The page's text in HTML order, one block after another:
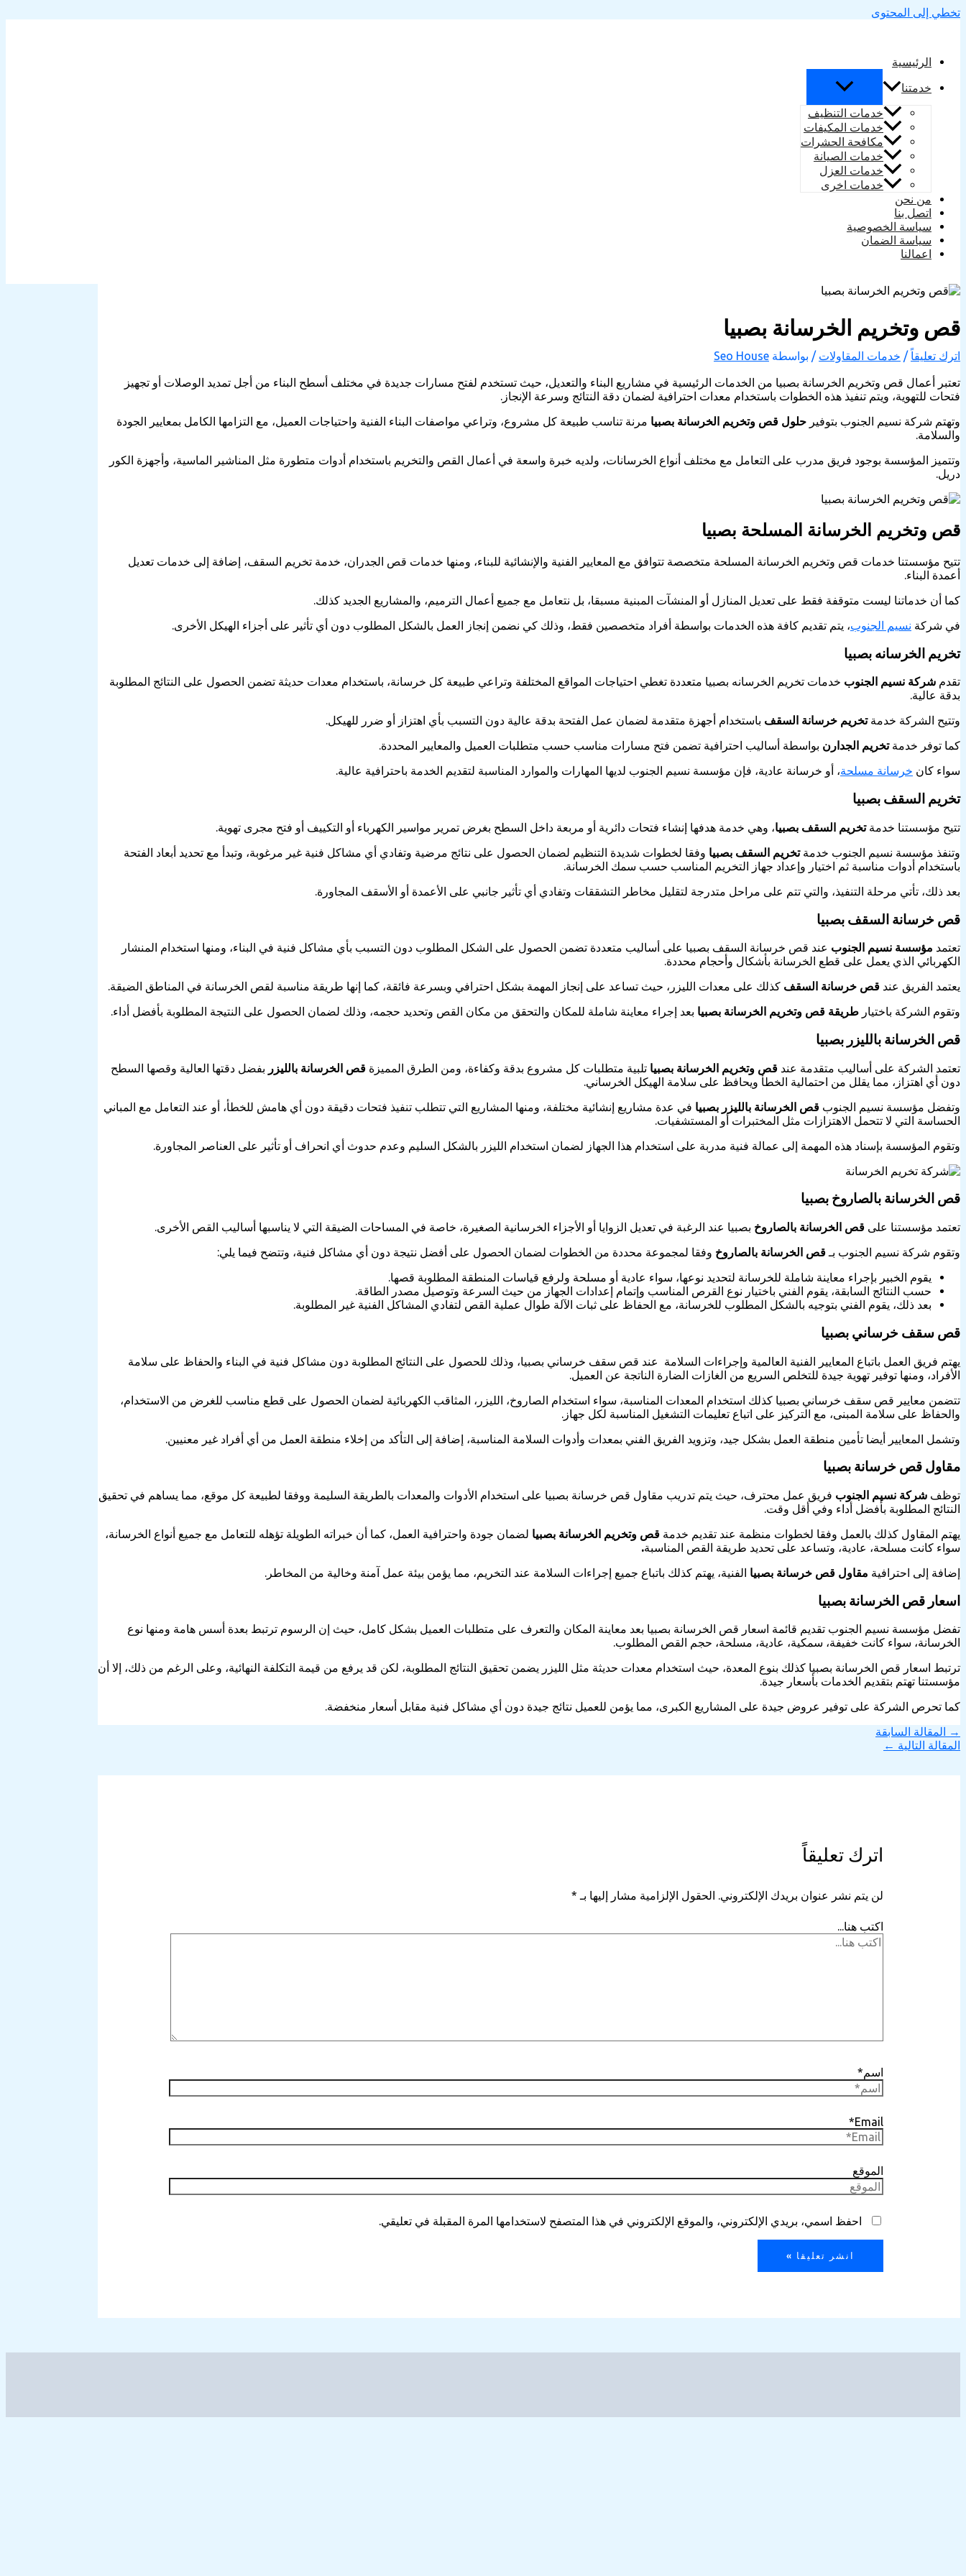
تخطي إلى المحتوى
الرئيسية
خدمتنا
خدمات التنظيف
خدمات المكيفات
مكافحة الحشرات
خدمات الصيانة
خدمات العزل
خدمات اخرى
من نحن
اتصل بنا
سياسة الخصوصية
سياسة الضمان
اعمالنا
قص وتخريم الخرسانة بصبيا
اترك تعليقاً / خدمات المقاولات / بواسطة Seo House
تعتبر أعمال قص وتخريم الخرسانة بصبيا من الخدمات الرئيسية في مشاريع البناء والتعديل، حيث تستخدم لفتح مسارات جديدة في مختلف أسطح البناء من أجل تمديد الوصلات أو تجهيز
فتحات للتهوية، ويتم تنفيذ هذه الخطوات باستخدام معدات احترافية لضمان دقة النتائج وسرعة الإنجاز.
وتهتم شركة نسيم الجنوب بتوفير حلول قص وتخريم الخرسانة بصبيا مرنة تناسب طبيعة كل مشروع، وتراعي مواصفات البناء الفنية واحتياجات العميل، مع التزامها الكامل بمعايير الجودة
والسلامة.
وتتميز المؤسسة بوجود فريق مدرب على التعامل مع مختلف أنواع الخرسانات، ولديه خبرة واسعة في أعمال القص والتخريم باستخدام أدوات متطورة مثل المناشير الماسية، وأجهزة الكور
دريل.
قص وتخريم الخرسانة المسلحة بصبيا
تتيح مؤسستنا خدمات قص وتخريم الخرسانة المسلحة متخصصة تتوافق مع المعايير الفنية والإنشائية للبناء، ومنها خدمات قص الجدران، خدمة تخريم السقف، إضافة إلى خدمات تعديل
أعمدة البناء.
كما أن خدماتنا ليست متوقفة فقط على تعديل المنازل أو المنشآت المبنية مسبقا، بل نتعامل مع جميع أعمال الترميم، والمشاريع الجديد كذلك.
في شركة نسيم الجنوب، يتم تقديم كافة هذه الخدمات بواسطة أفراد متخصصين فقط، وذلك كي نضمن إنجاز العمل بالشكل المطلوب دون أي تأثير على أجزاء الهيكل الأخرى.
تخريم الخرسانه بصبيا
تقدم شركة نسيم الجنوب خدمات تخريم الخرسانه بصبيا متعددة تغطي احتياجات المواقع المختلفة وتراعي طبيعة كل خرسانة، باستخدام معدات حديثة تضمن الحصول على النتائج المطلوبة
بدقة عالية.
وتتيح الشركة خدمةتخريم خرسانة السقف باستخدام أجهزة متقدمة لضمان عمل الفتحة بدقة عالية دون التسبب بأي اهتزاز أو ضرر للهيكل.
كما توفر خدمةتخريم الجدارن بواسطة أساليب احترافية تضمن فتح مسارات مناسب حسب متطلبات العميل والمعايير المحددة.
سواء كان خرسانة مسلحة، أو خرسانة عادية، فإن مؤسسة نسيم الجنوب لديها المهارات والموارد المناسبة لتقديم الخدمة باحترافية عالية.
تخريم السقف بصبيا
تتيح مؤسستنا خدمةتخريم السقف بصبيا، وهي خدمة هدفها إنشاء فتحات دائرية أو مربعة داخل السطح بغرض تمرير مواسير الكهرباء أو التكييف أو فتح مجرى تهوية.
وتنفذ مؤسسة نسيم الجنوب خدمةتخريم السقف بصبيا وفقا لخطوات شديدة التنظيم لضمان الحصول على نتائج مرضية وتفادي أي مشاكل فنية غير مرغوبة، وتبدأ مع تحديد أبعاد الفتحة
باستخدام أدوات مناسبة ثم اختيار وإعداد جهاز التخريم المناسب حسب سمك الخرسانة.
بعد ذلك، تأتي مرحلة التنفيذ، والتي تتم على مراحل متدرجة لتقليل مخاطر التشققات وتفادي أي تأثير جانبي على الأعمدة أو الأسقف المجاورة.
قص خرسانة السقف بصبيا
تعتمد مؤسسة نسيم الجنوب عند قص خرسانة السقف بصبيا على أساليب متعددة تضمن الحصول على الشكل المطلوب دون التسبب بأي مشاكل فنية في البناء، ومنها استخدام المنشار
الكهربائي الذي يعمل على قطع الخرسانة بأشكال وأحجام محددة.
يعتمد الفريق عند قص خرسانة السقف كذلك على معدات الليزر، حيث تساعد على إنجاز المهمة بشكل احترافي وبسرعة فائقة، كما إنها طريقة مناسبة لقص الخرسانة في المناطق الضيقة.
وتقوم الشركة باختيار طريقة قص وتخريم الخرسانة بصبيا بعد إجراء معاينة شاملة للمكان والتحقق من مكان القص وتحديد حجمه، وذلك لضمان الحصول على النتيجة المطلوبة بأفضل أداء.
قص الخرسانة بالليزر بصبيا
تعتمد الشركة على أساليب متقدمة عند قص وتخريم الخرسانة بصبيا تلبية متطلبات كل مشروع بدقة وكفاءة، ومن الطرق المميزة قص الخرسانة بالليزر بفضل دقتها العالية وقصها السطح
دون أي اهتزاز، مما يقلل من احتمالية الخطأ ويحافظ على سلامة الهيكل الخرساني.
وتفضل مؤسسة نسيم الجنوب قص الخرسانة بالليزر بصبيا في عدة مشاريع إنشائية مختلفة، ومنها المشاريع التي تتطلب تنفيذ فتحات دقيقة دون أي هامش للخطأ، أو عند التعامل مع المباني
الحساسة التي لا تتحمل الاهتزازات مثل المختبرات أو المستشفيات.
وتقوم المؤسسة بإسناد هذه المهمة إلى عمالة فنية مدربة على استخدام هذا الجهاز لضمان استخدام الليزر بالشكل السليم وعدم حدوث أي انحراف أو تأثير على العناصر المجاورة.
قص الخرسانة بالصاروخ بصبيا
تعتمد مؤسستنا على قص الخرسانة بالصاروخ بصبيا عند الرغبة في تعديل الزوايا أو الأجزاء الخرسانية الصغيرة، خاصة في المساحات الضيقة التي لا يناسبها أساليب القص الأخرى.
وتقوم شركة نسيم الجنوب بـ قص الخرسانة بالصاروخ وفقا لمجموعة محددة من الخطوات لضمان الحصول على أفضل نتيجة دون أي مشاكل فنية، وتتضح فيما يلي:
يقوم الخبير بإجراء معاينة شاملة للخرسانة لتحديد نوعها، سواء عادية أو مسلحة ولرفع قياسات المنطقة المطلوبة قصها.
حسب النتائج السابقة، يقوم الفني باختيار نوع القرص المناسب وإتمام إعدادات الجهاز من حيث السرعة وتوصيل مصدر الطاقة.
بعد ذلك، يقوم الفني بتوجيه بالشكل المطلوب للخرسانة، مع الحفاظ على ثبات الآلة طوال عملية القص لتفادي المشاكل الفنية غير المطلوبة.
قص سقف خرساني بصبيا
يهتم فريق العمل باتباع المعايير الفنية العالمية وإجراءات السلامة عند قص سقف خرساني بصبيا، وذلك للحصول على النتائج المطلوبة دون مشاكل فنية في البناء والحفاظ على سلامة
الأفراد، ومنها توفير تهوية جيدة للتخلص السريع من الغازات الضارة الناتجة عن العميل.
تتضمن معايير قص سقف خرساني بصبيا كذلك استخدام المعدات المناسبة، سواء استخدام الصاروخ، الليزر، المثاقب الكهربائية لضمان الحصول على قطع مناسب للغرض من الاستخدام،
والحفاظ على سلامة المبنى، مع التركيز على اتباع تعليمات التشغيل المناسبة لكل جهاز.
وتشمل المعايير أيضا تأمين منطقة العمل بشكل جيد، وتزويد الفريق الفني بمعدات وأدوات السلامة المناسبة، إضافة إلى التأكد من إخلاء منطقة العمل من أي أفراد غير معنيين.
مقاول قص خرسانة بصبيا
توظف شركة نسيم الجنوب فريق عمل محترف، حيث يتم تدريب مقاول قص خرسانة بصبيا على استخدام الأدوات والمعدات بالطريقة السليمة ووفقا لطبيعة كل موقع، مما يساهم في تحقيق
النتائج المطلوبة بأفضل أداء وفي أقل وقت.
يهتم المقاول كذلك بالعمل وفقا لخطوات منظمة عند تقديم خدمة قص وتخريم الخرسانة بصبيا لضمان جودة واحترافية العمل، كما أن خبراته الطويلة تؤهله للتعامل مع جميع أنواع الخرسانة،
سواء كانت مسلحة، عادية، وتساعد على تحديد طريقة القص المناسبة.
إضافة إلى احترافية مقاول قص خرسانة بصبيا الفنية، يهتم كذلك باتباع جميع إجراءات السلامة عند التخريم، مما يؤمن بيئة عمل آمنة وخالية من المخاطر.
اسعار قص الخرسانة بصبيا
تفضل مؤسسة نسيم الجنوب تقديم قائمة اسعار قص الخرسانة بصبيا بعد معاينة المكان والتعرف على متطلبات العميل بشكل كامل، حيث إن الرسوم ترتبط بعدة أسس هامة ومنها نوع
الخرسانة، سواء كانت خفيفة، سمكية، عادية، مسلحة، حجم القص المطلوب.
ترتبط اسعار قص الخرسانة بصبيا كذلك بنوع المعدة، حيث استخدام معدات حديثة مثل الليزر يضمن تحقيق النتائج المطلوبة، لكن قد يرفع من قيمة التكلفة النهائية، وعلى الرغم من ذلك، إلا أن
مؤسستنا تهتم بتقديم الخدمات بأسعار جيدة.
كما تحرص الشركة على توفير عروض جيدة على المشاريع الكبرى، مما يؤمن للعميل نتائج جيدة دون أي مشاكل فنية مقابل أسعار منخفضة.
→
المقالة السابقة
المقالة التالية ←
اترك تعليقاً
لن يتم نشر عنوان بريدك الإلكتروني. الحقول الإلزامية مشار إليها بـ *
اكتب هنا...
اسم*
Email*
الموقع
احفظ اسمي، بريدي الإلكتروني، والموقع الإلكتروني في هذا المتصفح لاستخدامها المرة المقبلة في تعليقي.